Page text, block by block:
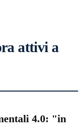
attivi a
4.0: "in